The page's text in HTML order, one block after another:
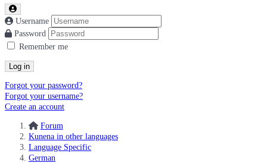
Username
Password
Remember me
Log in
Forgot your password?
Forgot your username?
Create an account
Forum
Kunena in other languages
Language Specific
German